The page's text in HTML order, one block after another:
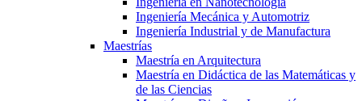
Ingeniería Mecánica y Automotriz
Ingeniería Industrial y de Manufactura
Maestrías
Maestría en Arquitectura
Maestría en Didáctica de las Matemáticas y
de las Ciencias